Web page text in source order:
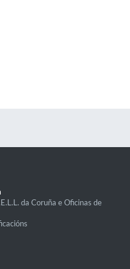
da Coruña e Oficinas de